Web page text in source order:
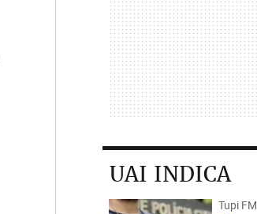
UAI INDICA
Tupi FM